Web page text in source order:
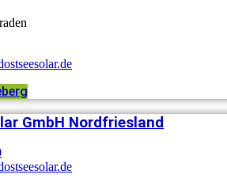
GmbH Nordfriesland